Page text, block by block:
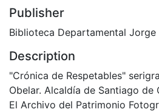
Publisher
Biblioteca Departamental Jorge
Description
"Crónica de Respetables"
Obelar. Alcaldía de Santiago de
El Archivo del Patrimonio